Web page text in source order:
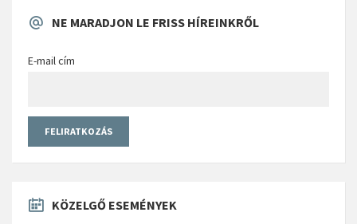
NE MARADJON LE FRISS HÍREINKRŐL
E-mail cím
KÖZELGŐ ESEMÉNYEK